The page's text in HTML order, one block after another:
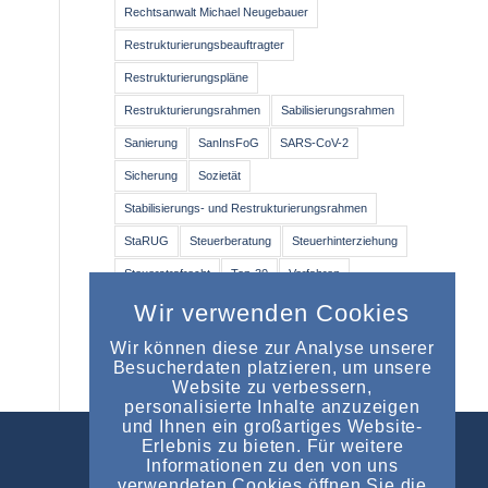
Rechtsanwalt Michael Neugebauer
Restrukturierungsbeauftragter
Restrukturierungspläne
Restrukturierungsrahmen Sabilisierungsrahmen
Sanierung SanInsFoG SARS-CoV-2
Sicherung Sozietät
Stabilisierungs- und Restrukturierungsrahmen
StaRUG Steuerberatung Steuerhinterziehung
Steuerstrafrecht Top-30 Verfahren
Wirtschaftsprüfer WirtschaftsWoche
NEUESTE EINTRÄGE
Wir verwenden Cookies
Wir können diese zur Analyse unserer
Besucherdaten platzieren, um unsere
Website zu verbessern,
personalisierte Inhalte anzuzeigen
und Ihnen ein großartiges Website-
Erlebnis zu bieten. Für weitere
Informationen zu den von uns